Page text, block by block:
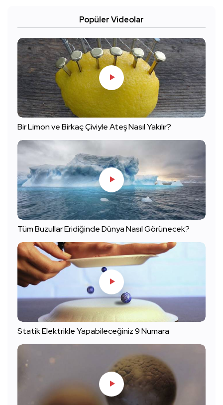
Popüler Videolar
Bir Limon ve Birkaç Çiviyle Ateş Nasıl Yakılır?
Tüm Buzullar Eridiğinde Dünya Nasıl Görünecek?
Statik Elektrikle Yapabileceğiniz 9 Numara